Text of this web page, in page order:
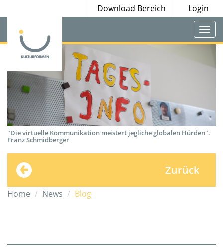
Download Bereich Login
"Die virtuelle Kommunikation meistert jegliche globalen Hürden".
Franz Schmidberger
Zurück
Home News Blog